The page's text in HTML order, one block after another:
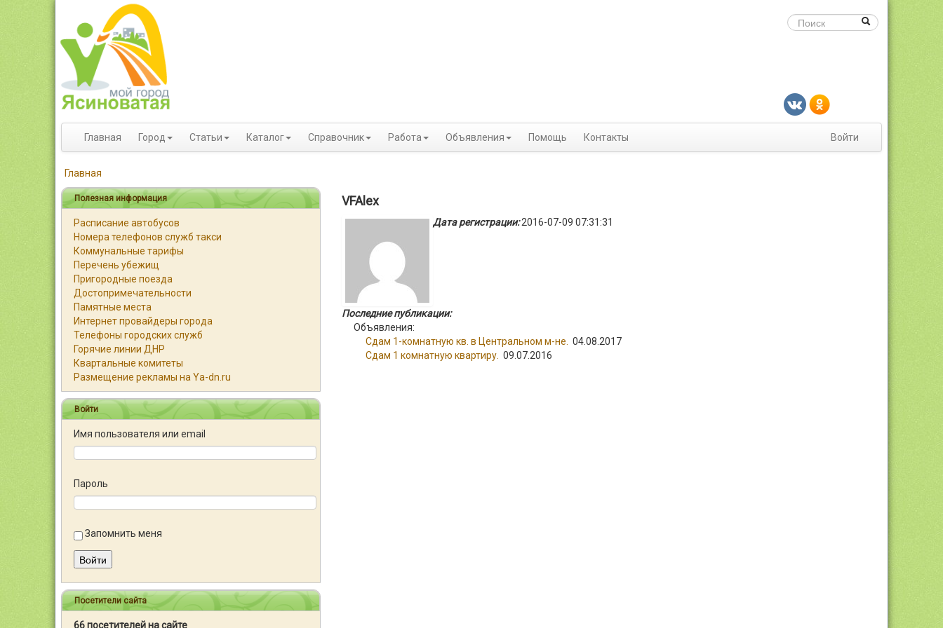
Главная Город Статьи Каталог Справочник Работа Объявления Помощь Контакты Войти
Главная
Полезная информация
Расписание автобусов
Номера телефонов служб такси
Коммунальные тарифы
Перечень убежищ
Пригородные поезда
Достопримечательности
Памятные места
Интернет провайдеры города
Телефоны городских служб
Горячие линии ДНР
Квартальные комитеты
Размещение рекламы на Ya-dn.ru
Войти
Имя пользователя или email
Пароль
Запомнить меня
Войти
Посетители сайта
66 посетителей на сайте
VFAlex
Дата регистрации:2016-07-09 07:31:31
Последние публикации:
Объявления:
Сдам 1-комнатную кв. в Центральном м-не. 04.08.2017
Сдам 1 комнатную квартиру. 09.07.2016